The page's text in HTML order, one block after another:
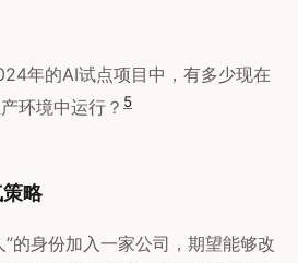
年的AI试点项目中，有多少现在
环境中运行？ 5
略
的身份加入一家公司，期望能够改